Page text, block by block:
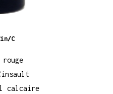
C
calcaire